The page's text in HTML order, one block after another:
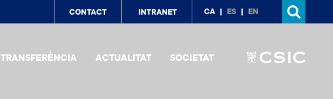
TopCONTACT INTRANET CA ES EN
TRANSFERÈNCIA ACTUALITAT SOCIETAT